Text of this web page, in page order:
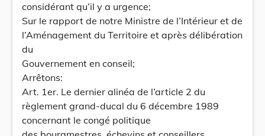
considérant qu’il y a urgence;
Sur le rapport de notre Ministre de l’Intérieur et de
l’Aménagement du Territoire et après délibération
du
Gouvernement en conseil;
Arrêtons:
Art. 1er. Le dernier alinéa de l’article 2 du
règlement grand-ducal du 6 décembre 1989
concernant le congé politique